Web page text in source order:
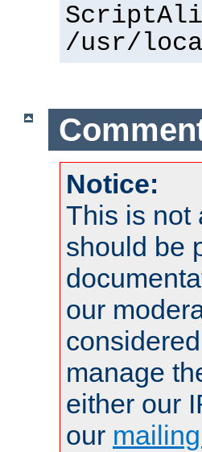
/usr/
Notice:
This is not
should be
our
manage
either our
our